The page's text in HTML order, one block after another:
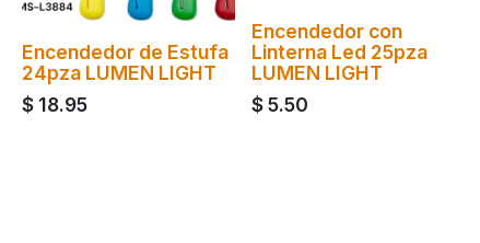
Encendedor de Estufa
24pza LUMEN LIGHT
$ 18.95
Encendedor con
Linterna Led 25pza
LUMEN LIGHT
$5.50